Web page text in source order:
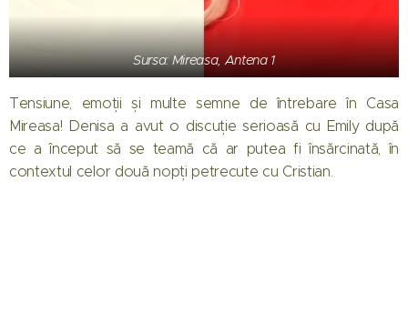
Sursa: Mireasa, Antena 1
Tensiune, emoții și multe semne de întrebare în Casa
Mireasa! Denisa a avut o discuție serioasă cu Emily după
ce a început să se teamă că ar putea fi însărcinată, în
contextul celor două nopți petrecute cu Cristian.